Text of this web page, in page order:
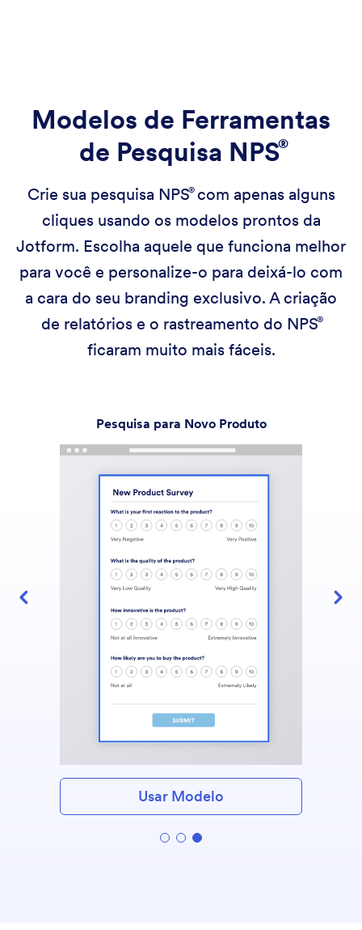
Modelos de Ferramentas
de Pesquisa NPS
Crie sua pesquisa NPScom apenas alguns
cliques usando os modelos prontos da
Jotform. Escolha aquele que funciona melhor
para você e personalize-o para deixá-lo com
a cara do seu branding exclusivo. A criação
de relatórios e o rastreamento do NPS
ficaram muito mais fáceis.
Pesquisa para Novo Produto
Usar Modelo